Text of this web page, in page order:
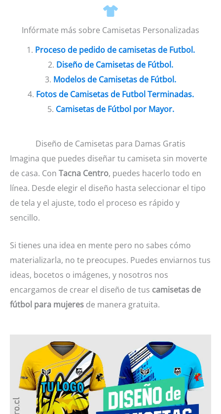
Infórmate más sobre Camisetas Personalizadas
1. Proceso de pedido de camisetas de Futbol.
2. Diseño de Camisetas de Fútbol.
3. Modelos de Camisetas de Fútbol.
4. Fotos de Camisetas de Futbol Terminadas.
5. Camisetas de Fútbol por Mayor.
Diseño de Camisetas para Damas Gratis
Imagina que puedes diseñar tu camiseta sin moverte
de casa. Con Tacna Centro, puedes hacerlo todo en
línea. Desde elegir el diseño hasta seleccionar el tipo
de tela y el ajuste, todo el proceso es rápido y
sencillo.
Si tienes una idea en mente pero no sabes cómo
materializarla, no te preocupes. Puedes enviarnos tus
ideas, bocetos o imágenes, y nosotros nos
encargamos de crear el diseño de tus camisetas de
fútbol para mujeres de manera gratuita.